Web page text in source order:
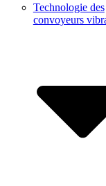
Technologie des
convoyeurs